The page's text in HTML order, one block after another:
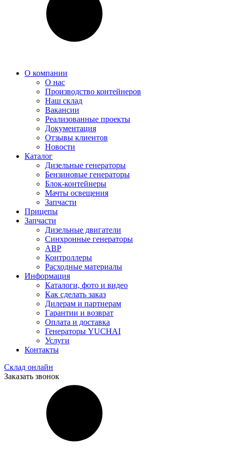
О компании
О нас
Производство контейнеров
Наш склад
Вакансии
Реализованные проекты
Документация
Отзывы клиентов
Новости
Каталог
Дизельные генераторы
Бензиновые генераторы
Блок-контейнеры
Мачты освещения
Запчасти
Прицепы
Запчасти
Дизельные двигатели
Синхронные генераторы
АВР
Контроллеры
Расходные материалы
Информация
Каталоги, фото и видео
Как сделать заказ
Дилерам и партнерам
Гарантии и возврат
Оплата и доставка
Генераторы YUCHAI
Услуги
Контакты
Склад онлайн
Заказать звонок